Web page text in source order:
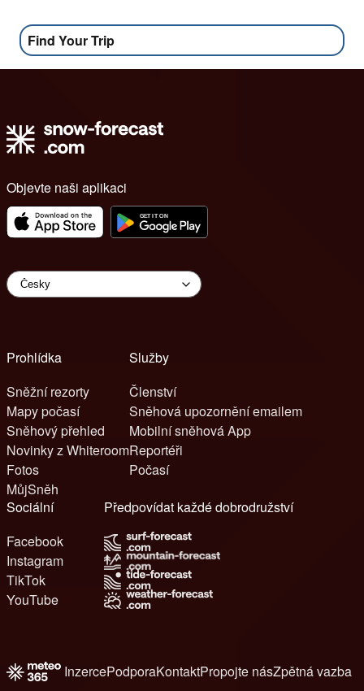
Find Your Trip
Objevte naši aplikaci
Prohlídka
Sněžní rezorty
Mapy počasí
Sněhový přehled
Novinky z Whiteroom
Fotos
MůjSněh
Služby
Členství
Sněhová upozornění emailem
Mobilní sněhová App
Reportéři
Počasí
Sociální
Facebook
Instagram
TikTok
YouTube
Předpovídat každé dobrodružství
InzercePodporaKontaktPropojte násZpětná vazba